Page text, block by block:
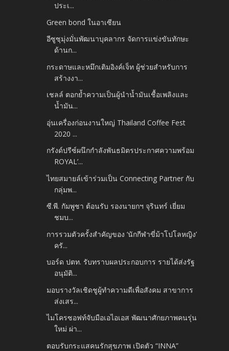
ประเ...
Green bond ในอาเซียน
อีซูซุมุ่งมั่นพัฒนาบุคลากร จัดการแข่งขันทักษะ
ด้านก...
กระดาษและหมึกเติมอิงค์เจ็ท ผู้ช่วยสำหรับการ
สร้างงา...
เชลล์ ตอกย้ำความเป็นผู้นำน้ำมันเชื้อเพลิงและ
น้ำมัน...
อุ่นเครื่องก่อนงานใหญ่ Thailand Coffee Fest
2020 ...
กรังด์ปรีซ์ผนึกกำลังพันธมิตรประกาศความพร้อม
ROYAL’...
ไทยสมายล์เข้าร่วมเป็น Connecting Partner กับ
กลุ่มพ...
ซี.พี. กัมพูชา ต้อนรับ รองนายกฯ จุรินทร์ เยี่ยม
ชมบ...
การรวมตัวครั้งสำคัญของ ‘นักกีฬาขี่ม้าโปโลหญิง’
ครั...
บอร์ด ปตท. รับทราบผลประกอบการ รายได้ส่งรัฐ
อนุมัติ...
มอบรางวัลเชิดชูผู้ทำความดีเพื่อสังคม สาขาการ
ส่งเสร...
ไมโครซอฟท์จับมือเอไอเอส พัฒนาศักยภาพคนรุ่น
ใหม่ ผ่า...
ตอบรับกระแสคนรักสุขภาพ เปิดตัว “INNA”